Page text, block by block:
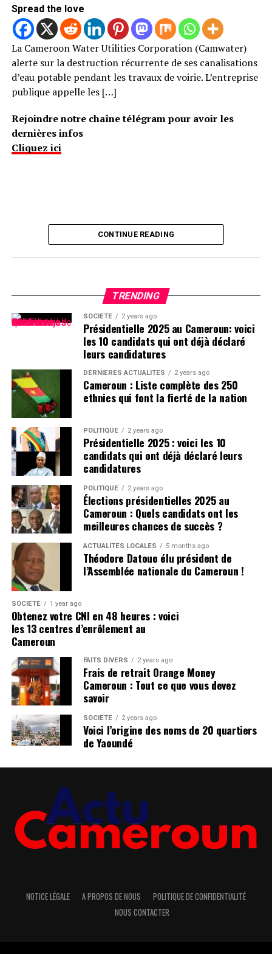
Spread the love
La Cameroon Water Utilities Corporation (Camwater)
alerte sur la destruction récurrente de ses canalisations
d’eau potable pendant les travaux de voirie. L’entreprise
publique appelle les […]
Rejoindre notre chaîne télégram pour avoir les
dernières infos
Cliquez ici
CONTINUE READING
TRENDING
SOCIÉTÉ 2 years ago
Présidentielle 2025 au Cameroun: voici
les 10 candidats qui ont déjà déclaré
leurs candidatures
DERNIÈRES ACTUALITÉS 2 years ago
Cameroun : Liste complète des 250
ethnies qui font la fierté de la nation
POLITIQUE 2 years ago
Présidentielle 2025 : voici les 10
candidats qui ont déjà déclaré leurs
candidatures
POLITIQUE 2 years ago
Élections présidentielles 2025 au
Cameroun : Quels candidats ont les
meilleures chances de succès ?
ACTUALITÉS LOCALES 5 months ago
Théodore Datouo élu président de
l’Assemblée nationale du Cameroun !
SOCIÉTÉ 1 year ago
Obtenez votre CNI en 48 heures : voici
les 13 centres d’enrôlement au
Cameroun
FAITS DIVERS 2 years ago
Frais de retrait Orange Money
Cameroun : Tout ce que vous devez
savoir
SOCIÉTÉ 2 years ago
Voici l’origine des noms de 20 quartiers
de Yaoundé
NOTICE LÉGALE A PROPOS DE NOUS
POLITIQUE DE CONFIDENTIALITÉ
NOUS CONTACTER